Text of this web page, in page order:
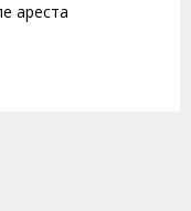
ареста